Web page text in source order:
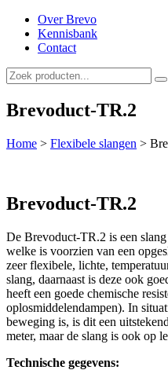
Over Brevo
Kennisbank
Contact
Brevoduct-TR.2
Home > Flexibele slangen >
Brevoduct-TR.2
De Brevoduct-TR.2 is een
welke is voorzien van een
zeer flexibele, lichte,
slang, daarnaast is deze ook
heeft een goede chemische
oplosmiddelendampen). In
beweging is, is dit een
meter, maar de slang is ook op
Technische gegevens: